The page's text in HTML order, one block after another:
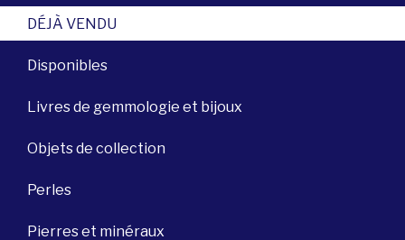
DÉJÀ VENDU
Disponibles
Livres de gemmologie et bijoux
Objets de collection
Perles
Pierres et minéraux